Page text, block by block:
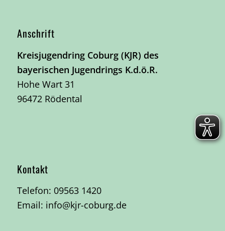
Anschrift
Kreisjugendring Coburg (KJR) des
bayerischen Jugendrings K.d.ö.R.
Hohe Wart 31
96472 Rödental
Kontakt
Telefon: 09563 1420
Email: info@kjr-coburg.de